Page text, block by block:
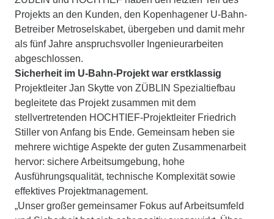
Projekts an den Kunden, den Kopenhagener U-Bahn-
Betreiber Metroselskabet, übergeben und damit mehr
als fünf Jahre anspruchsvoller Ingenieurarbeiten
abgeschlossen.
Sicherheit im U-Bahn-Projekt war erstklassig
Projektleiter Jan Skytte von ZÜBLIN Spezialtiefbau
begleitete das Projekt zusammen mit dem
stellvertretenden HOCHTIEF-Projektleiter Friedrich
Stiller von Anfang bis Ende. Gemeinsam heben sie
mehrere wichtige Aspekte der guten Zusammenarbeit
hervor: sichere Arbeitsumgebung, hohe
Ausführungsqualität, technische Komplexität sowie
effektives Projektmanagement.
„Unser großer gemeinsamer Fokus auf Arbeitsumfeld